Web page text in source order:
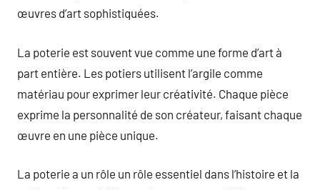
œuvres d’art sophistiquées.
La poterie est souvent vue comme une forme d’art à
part entière. Les potiers utilisent l’argile comme
matériau pour exprimer leur créativité. Chaque pièce
exprime la personnalité de son créateur, faisant chaque
œuvre en une pièce unique.
La poterie a un rôle un rôle essentiel dans l’histoire et la